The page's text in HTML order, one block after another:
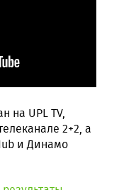
на UPL TV,
2+2, а
и Динамо